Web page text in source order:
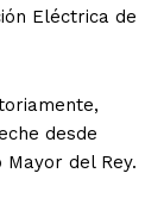
Eléctrica de
desde
del Rey.